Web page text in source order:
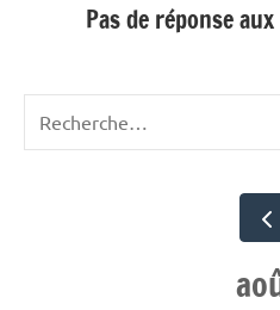
Pas de réponse